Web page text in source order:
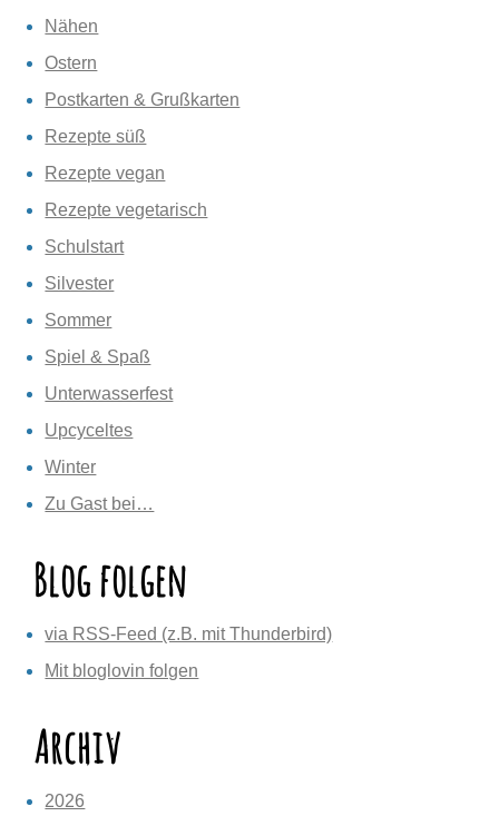
Nähen
Ostern
Postkarten & Grußkarten
Rezepte süß
Rezepte vegan
Rezepte vegetarisch
Schulstart
Silvester
Sommer
Spiel & Spaß
Unterwasserfest
Upcyceltes
Winter
Zu Gast bei…
Blog folgen
via RSS-Feed (z.B. mit Thunderbird)
Mit bloglovin folgen
Archiv
2026